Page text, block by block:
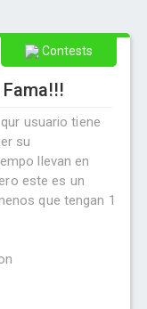
Contests
usuario tiene
su
llevan en
este es un
que tengan 1